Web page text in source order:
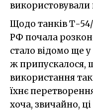
використовували
Щодо танків Т-
РФ почала
стало відомо ще
ж припускалося,
використання
їхнє
хоча, звичайно,